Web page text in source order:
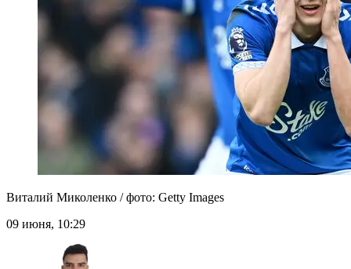
Виталий Миколенко / фото: Getty Images
09 июня, 10:29